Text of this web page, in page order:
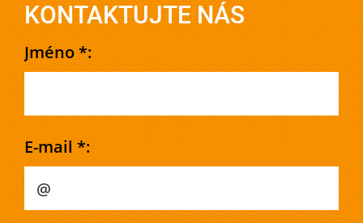
KONTAKTUJTE NÁS
Jméno *:
E-mail *: